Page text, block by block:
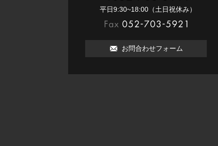
052-703-5111
平⽇9:30~18:00（⼟⽇祝休み）
お問合わせフォーム